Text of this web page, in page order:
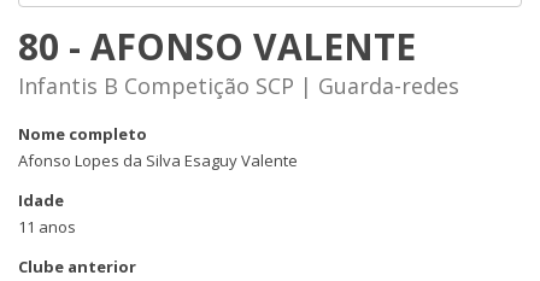
80 - AFONSO VALENTE
Infantis B Competição SCP | Guarda-redes
Nome completo
Afonso Lopes da Silva Esaguy Valente
Idade
11 anos
Clube anterior